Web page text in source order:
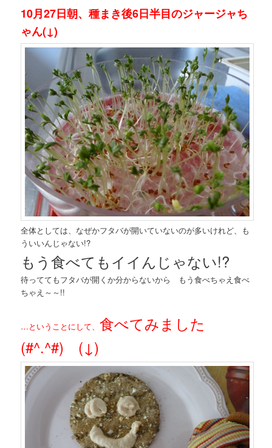
10月27日朝、種まき後6日半目のジャージャち
ゃん(↓)
全体としては、なぜかフタバが開いていないのが多いけれど、も
ういいんじゃない!?
もう食べてもイイんじゃない!?
待っててもフタバが開くか分からないから もう食べちゃえ食べ
ちゃえ～～!!
…ということにして、食べてみました
(#^.^#) (↓)